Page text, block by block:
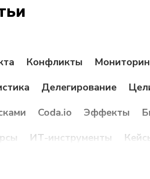
Конфликты
Делегирование
Coda.io Эффекты
ИТ-инструменты